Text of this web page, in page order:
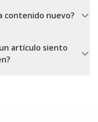
contenido nuevo?
artículo siento